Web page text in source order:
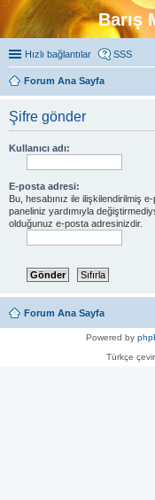
Barış
Hızlı bağlantılar SSS
Forum Ana Sayfa
Şifre gönder
Kullanıcı adı:
E-posta adresi:
Bu, hesabınız ile ilişkilendirilmiş
paneliniz yardımıyla
olduğunuz e-posta adresinizdir.
Forum Ana Sayfa
Powered by
Türkçe